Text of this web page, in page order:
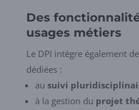
Des
usages métiers
Le DPI intègre également
dédiées :
au suivi
à la gestion du projet